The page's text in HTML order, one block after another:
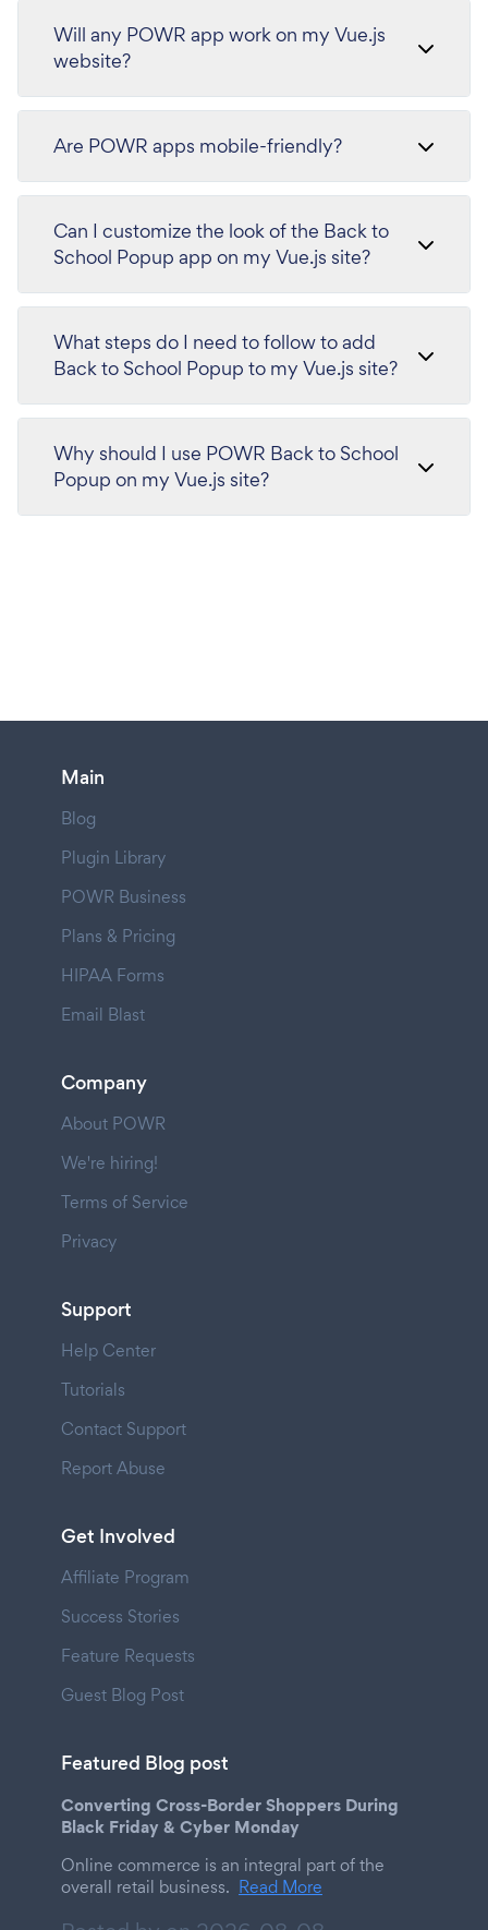
Will any POWR app work on my Vue.js
website?
Are POWR apps mobile-friendly?
Can I customize the look of the Back to
School Popup app on my Vue.js site?
What steps do I need to follow to add
Back to School Popup to my Vue.js site?
Why should I use POWR Back to School
Popup on my Vue.js site?
Main
Blog
Plugin Library
POWR Business
Plans & Pricing
HIPAA Forms
Email Blast
Company
About POWR
We're hiring!
Terms of Service
Privacy
Support
Help Center
Tutorials
Contact Support
Report Abuse
Get Involved
Affiliate Program
Success Stories
Feature Requests
Guest Blog Post
Featured Blog post
Converting Cross-Border Shoppers During
Black Friday & Cyber Monday
Online commerce is an integral part of the
overall retail business. Read More